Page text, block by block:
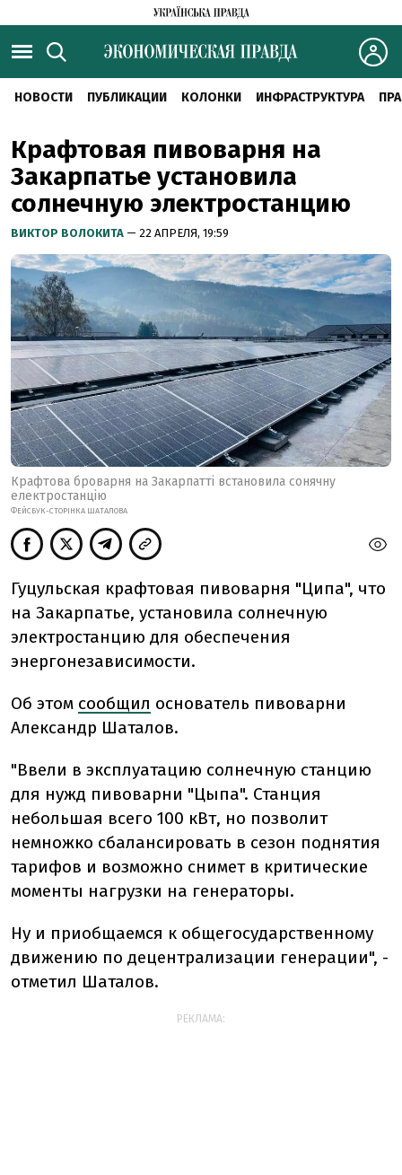
НОВОСТИ ПУБЛИКАЦИИ КОЛОНКИ ИНФРАСТРУКТУРА
Крафтовая пивоварня на
Закарпатье установила
солнечную электростанцию
ВИКТОР ВОЛОКИТА — 22 АПРЕЛЯ, 19:59
Крафтова броварня на Закарпатті встановила сонячну
електростанцію
ФЕЙСБУК-СТОРІНКА ШАТАЛОВА
Гуцульская крафтовая пивоварня "Ципа", что
на Закарпатье, установила солнечную
электростанцию для обеспечения
энергонезависимости.
Об этом сообщил основатель пивоварни
Александр Шаталов.
"Ввели в эксплуатацию солнечную станцию
для нужд пивоварни "Цыпа". Станция
небольшая всего 100 кВт, но позволит
немножко сбалансировать в сезон поднятия
тарифов и возможно снимет в критические
моменты нагрузки на генераторы.
Ну и приобщаемся к общегосударственному
движению по децентрализации генерации", -
отметил Шаталов.
РЕКЛАМА: